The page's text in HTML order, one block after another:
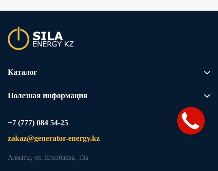
Каталог
Полезная информация
+7 (777) 084 54-25
zakaz@generator-energy.kz
Алматы, ул. Егизбаева, 13а